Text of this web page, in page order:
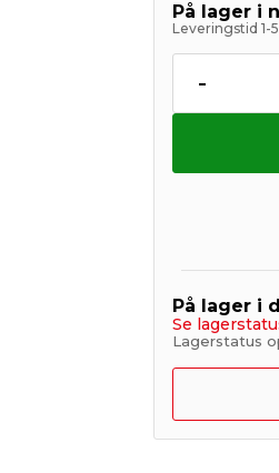
På lager i
Leveringstid 1-
-
På lager i
Se
Lagerstatus